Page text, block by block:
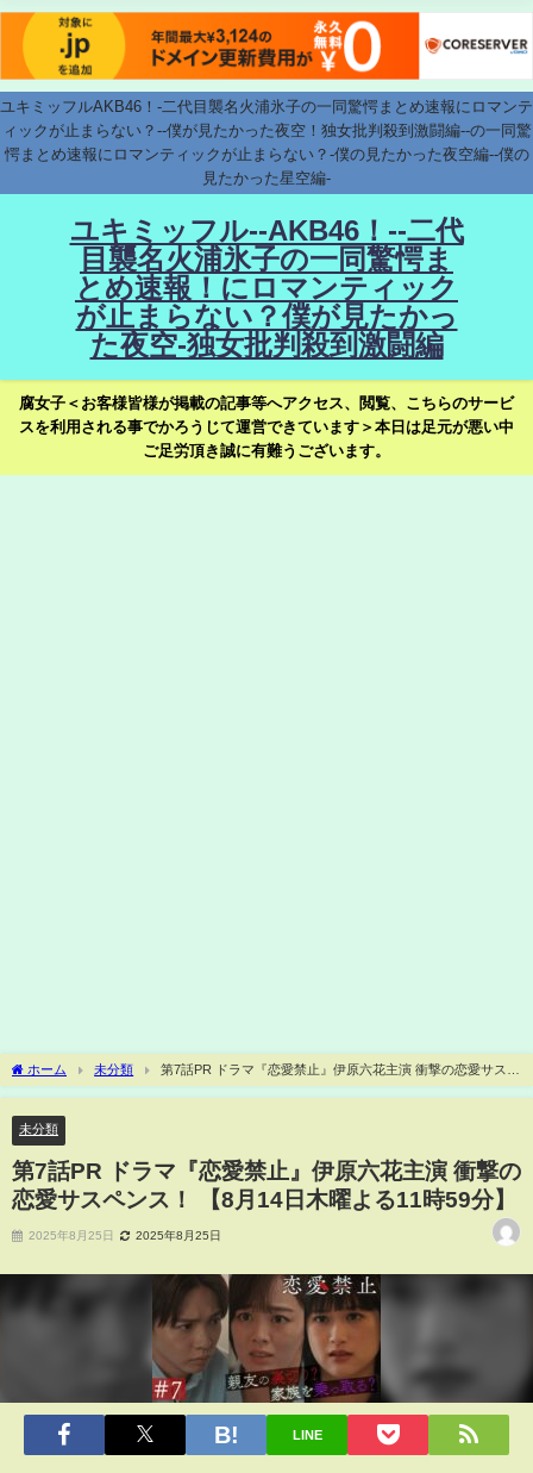
ユキミッフルAKB46！-二代目襲名火浦氷子の一同驚愕まとめ速報にロマンテ
ィックが止まらない？--僕が見たかった夜空！独女批判殺到激闘編--の一同驚
愕まとめ速報にロマンティックが止まらない？-僕の見たかった夜空編--僕の
見たかった星空編-
ユキミッフル--AKB46！--二代
目襲名火浦氷子の一同驚愕ま
とめ速報！にロマンティック
が止まらない？僕が見たかっ
た夜空-独女批判殺到激闘編
腐女子＜お客様皆様が掲載の記事等へアクセス、閲覧、こちらのサービ
スを利用される事でかろうじて運営できています＞本日は足元が悪い中
ご足労頂き誠に有難うございます。
ホーム 未分類
第7話PR ドラマ『恋愛禁止』伊原六花主演 衝撃の恋愛サスペ
ンス！ 【8月14日木曜よる11時59分】
未分類
第7話PR ドラマ『恋愛禁止』伊原六花主演 衝撃の
恋愛サスペンス！ 【8月14日木曜よる11時59分】
2025年8月25日 2025年8月25日
LINE